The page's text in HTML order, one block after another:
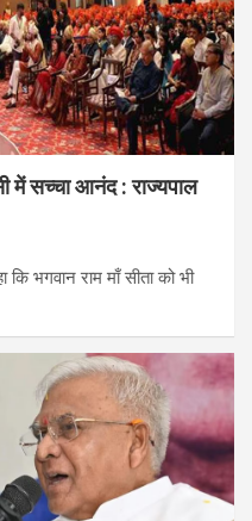
में सच्चा आनंद : राज्यपाल
भगवान राम माँ सीता को भी